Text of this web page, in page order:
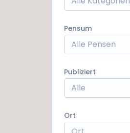
Pensum
Alle Pensen
Publiziert
Alle
Ort